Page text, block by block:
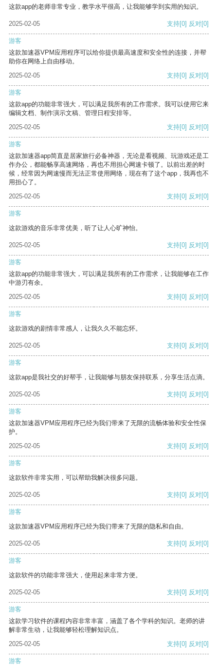
这款app的老师非常专业，教学水平很高，让我能够学到实用的知识。
2025-02-05 支持[0] 反对[0]
游客
这款加速器VPM应用程序可以给你提供最高速度和安全性的连接，并帮
助你在网络上自由移动。
2025-02-05
支持[0] 反对[0]
游客
这款app的功能非常强大，可以满足我所有的工作需求。我可以使用它来
编辑文档、制作演示文稿、管理日程安排等。
2025-02-05
支持[0] 反对[0]
游客
这款加速器app简直是居家旅行必备神器，无论是看视频、玩游戏还是工
作办公，都能畅享高速网络，再也不用担心网速卡顿了。以前出差的时
候，经常因为网速慢而无法正常使用网络，现在有了这个app，我再也不
用担心了。
2025-02-05
支持[0] 反对[0]
游客
这款游戏的音乐非常优美，听了让人心旷神怡。
2025-02-05 支持[0] 反对[0]
游客
这款app的功能非常强大，可以满足我所有的工作需求，让我能够在工作
中游刃有余。
2025-02-05
支持[0] 反对[0]
游客
这款游戏的剧情非常感人，让我久久不能忘怀。
2025-02-05 支持[0] 反对[0]
游客
这款app是我社交的好帮手，让我能够与朋友保持联系，分享生活点滴。
2025-02-05 支持[0] 反对[0]
游客
这款加速器VPM应用程序已经为我们带来了无限的流畅体验和安全性保
护。
2025-02-05
支持[0] 反对[0]
游客
这款软件非常实用，可以帮助我解决很多问题。
2025-02-05 支持[0] 反对[0]
游客
这款加速器VPM应用程序已经为我们带来了无限的隐私和自由。
2025-02-05 支持[0] 反对[0]
游客
这款软件的功能非常强大，使用起来非常方便。
2025-02-05 支持[0] 反对[0]
游客
这款学习软件的课程内容非常丰富，涵盖了各个学科的知识。老师的讲
解非常生动，让我能够轻松理解知识点。
2025-02-05
支持[0] 反对[0]
游客